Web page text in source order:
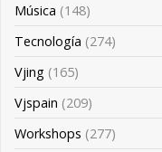
Música (148)
Tecnología (274)
Vjing (165)
Vjspain (209)
Workshops (277)